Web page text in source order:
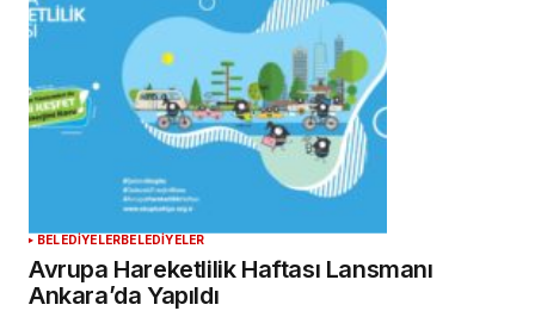
BELEDİYELERBELEDİYELER
Avrupa Hareketlilik Haftası Lansmanı
Ankara’da Yapıldı